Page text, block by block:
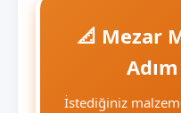
📐 Mezar
İstediğiniz